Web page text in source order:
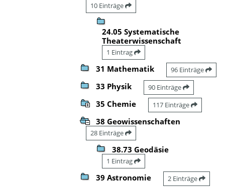
10 Einträge
24.05 Systematische
Theaterwissenschaft
1 Eintrag
31 Mathematik 96 Einträge
33 Physik 90 Einträge
35 Chemie 117 Einträge
38 Geowissenschaften
28 Einträge
38.73 Geodäsie
1 Eintrag
39 Astronomie 2 Einträge